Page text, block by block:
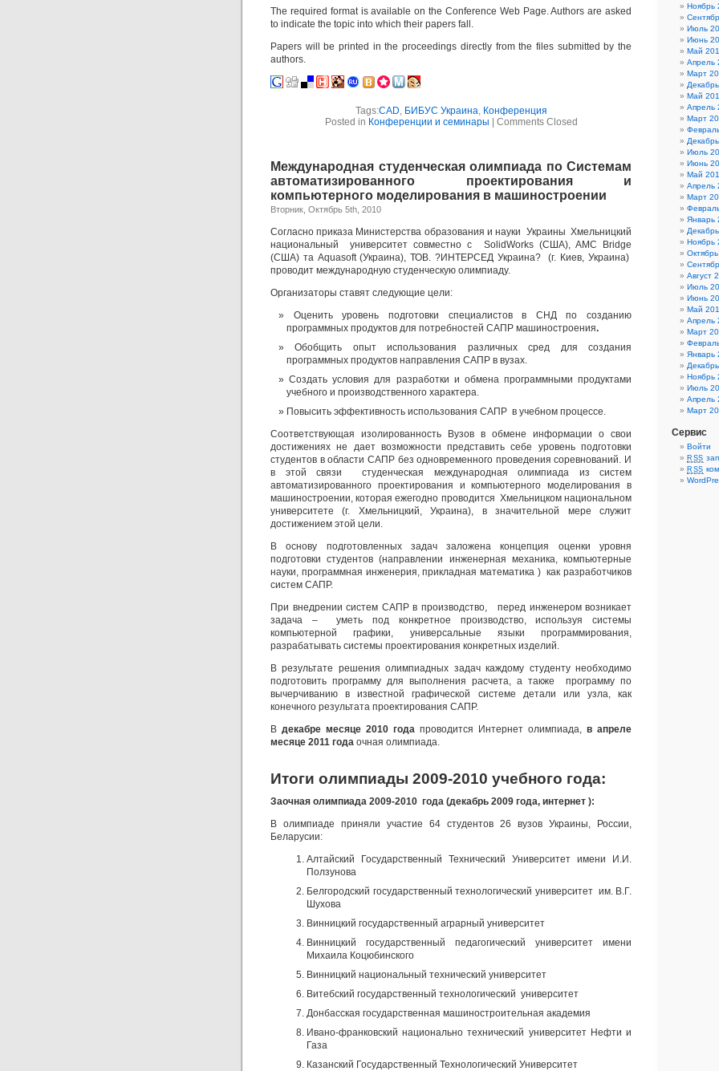
The required format is available on the Conference Web Page. Authors are asked
to indicate the topic into which their papers fall.
Papers will be printed in the proceedings directly from the files submitted by the
authors.
Tags:CAD, БИБУС Украина, Конференция
Posted in Конференции и семинары Comments Closed
Международная студенческая олимпиада по Системам
автоматизированного проектирования и
компьютерного моделирования в машиностроении
Вторник, Октябрь 5th, 2010
Согласно приказа Министерства образования и науки Украины Хмельницкий
национальный университет совместно с SolidWorks (США), AMC Bridge
(США) та Aquasoft (Украина), ТОВ. ?ИНТЕРСЕД Украина? (г. Киев, Украина)
проводит международную студенческую олимпиаду.
Организаторы ставят следующие цели:
Оценить уровень подготовки специалистов в СНД по созданию
программных продуктов для потребностей САПР машиностроения.
Обобщить опыт использования различных сред для создания
программных продуктов направления САПР в вузах.
Создать условия для разработки и обмена программными продуктами
учебного и производственного характера.
Повысить эффективность использования САПР в учебном процессе.
Соответствующая изолированность Вузов в обмене информации о свои
достижениях не дает возможности представить себе уровень подготовки
студентов в области САПР без одновременного проведения соревнований. И
в этой связи студенческая международная олимпиада из систем
автоматизированного проектирования и компьютерного моделирования в
машиностроении, которая ежегодно проводится Хмельницком национальном
университете (г. Хмельницкий, Украина), в значительной мере служит
достижением этой цели.
В основу подготовленных задач заложена концепция оценки уровня
подготовки студентов (направлении инженерная механика, компьютерные
науки, программная инженерия, прикладная математика ) как разработчиков
систем САПР.
При внедрении систем САПР в производство, перед инженером возникает
задача – уметь под конкретное производство, используя системы
компьютерной графики, универсальные языки программирования,
разрабатывать системы проектирования конкретных изделий.
В результате решения олимпиадных задач каждому студенту необходимо
подготовить программу для выполнения расчета, а также программу по
вычерчиванию в известной графической системе детали или узла, как
конечного результата проектирования САПР.
В декабре месяце 2010 года проводится Интернет олимпиада, в апреле
месяце 2011 года очная олимпиада.
Итоги олимпиады 2009-2010 учебного года:
Заочная олимпиада 2009-2010 года (декабрь 2009 года, интернет ):
В олимпиаде приняли участие 64 студентов 26 вузов Украины, России,
Беларусии:
Алтайский Государственный Технический Университет имени И.И.
Ползунова
Белгородский государственный технологический университет им. В.Г.
Шухова
Винницкий государственный аграрный университет
Винницкий государственный педагогический университет имени
Михаила Коцюбинского
Винницкий национальный технический университет
Витебский государственный технологический университет
Донбасская государственная машиностроительная академия
Ивано-франковский национально технический университет Нефти и
Газа
Казанский Государственный Технологический Университет
Ноябрь
Июль
Июнь
Май
Апрель
Март
Май
Апрель
Март
Июль
Июнь
Май
Апрель
Март
Январь
Ноябрь
Август
Июль
Июнь
Май
Апрель
Март
Январь
Ноябрь
Июль
Апрель
Март
Сервис
Войти
RSS
RSS